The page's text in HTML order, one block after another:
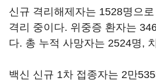
신규 격리해제자는 1528명으로
격리 중이다. 위중증 환자는
다. 총 누적 사망자는 2524명,
백신 신규 1차 접종자는 2만